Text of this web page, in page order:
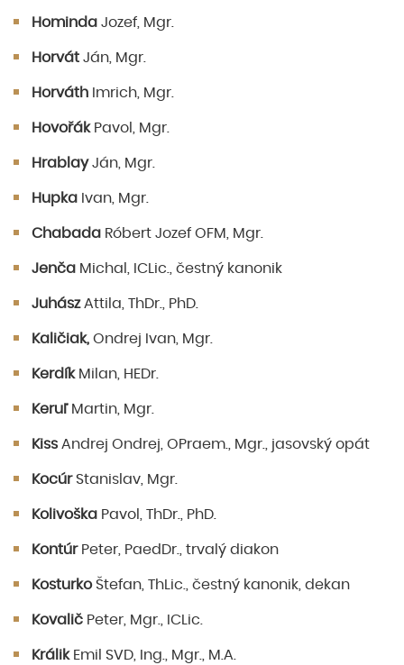
Hominda Jozef, Mgr.
Horvát Ján, Mgr.
Horváth Imrich, Mgr.
HovořákPavol, Mgr.
HrablayJán, Mgr.
Hupka Ivan, Mgr.
Chabada Róbert Jozef OFM, Mgr.
Jenča Michal, ICLic., čestný kanonik
JuhászAttila, ThDr., PhD.
Kaličiak, Ondrej Ivan, Mgr.
KerdíkMilan, HEDr.
KeruľMartin, Mgr.
Kiss Andrej Ondrej, OPraem., Mgr., jasovský opát
KocúrStanislav, Mgr.
Kolivoška Pavol, ThDr., PhD.
KontúrPeter, PaedDr., trvalý diakon
KosturkoŠtefan, ThLic., čestný kanonik, dekan
Kovalič Peter, Mgr., ICLic.
KrálikEmil SVD, Ing., Mgr., M.A.